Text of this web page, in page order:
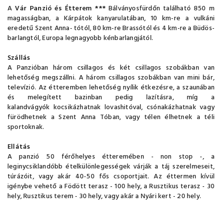
AVár Panzió és Étterem ***Bálványosfürdőn található 850 m
magasságban, a Kárpátok kanyarulatában, 10 km-re a vulkáni
eredetű Szent Anna- tótól, 80 km-re Brassótól és 4 km-re a Büdös-
barlangtól, Europa legnagyobb kénbarlangjától.
Szállás
A Panzióban három csillagos és két csillagos szobákban van
lehetőség megszállni. A három csillagos szobákban van mini bár,
televízió. Az étteremben lehetőség nyílik étkezésre, a szaunában
és melegített bazinban pedig lazításra, míg a
kalandvágyók kocsikázhatnak lovashitóval, csónakázhatnak vagy
fürödhetnek a Szent Anna Tóban, vagy télen élhetnek a téli
sportoknak.
Ellátás
A panzió 50 férőhelyes étteremében - non stop -, a
leginycsiklandóbb ételkülönlegességek várják a táj szerelmeseit,
túrázóit, vagy akár 40-50 fős csoportjait. Az éttermen kívül
igénybe vehető a Födött terasz - 100 hely, a Rusztikus terasz - 30
hely, Rusztikus terem - 30 hely, vagy akár a Nyári kert - 20 hely.